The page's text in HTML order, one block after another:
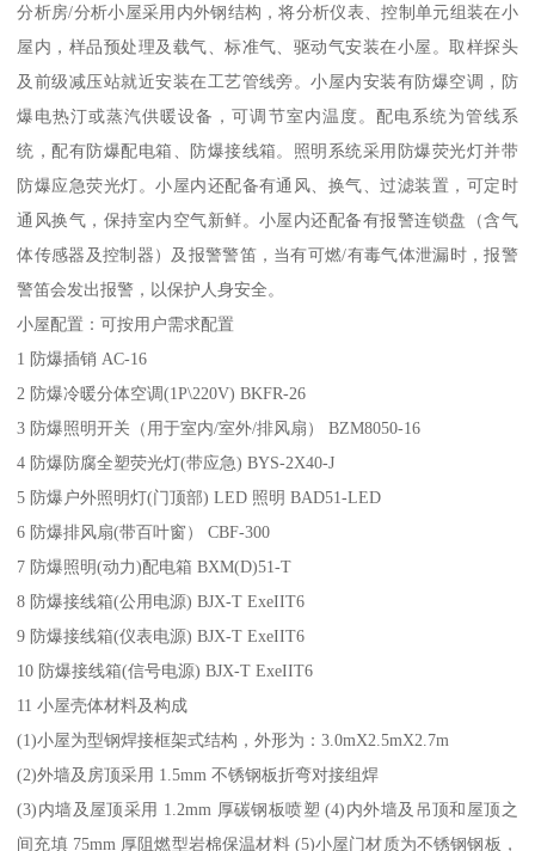
分析房/分析小屋采用内外钢结构，将分析仪表、控制单元组装在小
屋内，样品预处理及载气、标准气、驱动气安装在小屋。取样探头
及前级减压站就近安装在工艺管线旁。小屋内安装有防爆空调，防
爆电热汀或蒸汽供暖设备，可调节室内温度。配电系统为管线系
统，配有防爆配电箱、防爆接线箱。照明系统采用防爆荧光灯并带
防爆应急荧光灯。小屋内还配备有通风、换气、过滤装置，可定时
通风换气，保持室内空气新鲜。小屋内还配备有报警连锁盘（含气
体传感器及控制器）及报警警笛，当有可燃/有毒气体泄漏时，报警
警笛会发出报警，以保护人身安全。
小屋配置：可按用户需求配置
1 防爆插销 AC-16
2 防爆冷暖分体空调(1P\220V) BKFR-26
3 防爆照明开关（用于室内/室外/排风扇） BZM8050-16
4 防爆防腐全塑荧光灯(带应急) BYS-2X40-J
5 防爆户外照明灯(门顶部) LED 照明 BAD51-LED
6 防爆排风扇(带百叶窗） CBF-300
7 防爆照明(动力)配电箱 BXM(D)51-T
8 防爆接线箱(公用电源) BJX-T ExeIIT6
9 防爆接线箱(仪表电源) BJX-T ExeIIT6
10 防爆接线箱(信号电源) BJX-T ExeIIT6
11 小屋壳体材料及构成
(1)小屋为型钢焊接框架式结构，外形为：3.0mX2.5mX2.7m
(2)外墙及房顶采用 1.5mm 不锈钢板折弯对接组焊
(3)内墙及屋顶采用 1.2mm 厚碳钢板喷塑 (4)内外墙及吊顶和屋顶之
间充填 75mm 厚阻燃型岩棉保温材料 (5)小屋门材质为不锈钢钢板，